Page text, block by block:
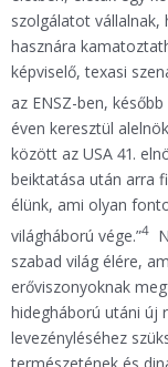
szolgálatot vállalnak,
hasznára
képviselő, texasi
az ENSZ-ben,
éven keresztül
között az USA 41.
beiktatása után arra
élünk, ami olyan
világháború vége.”4
szabad világ élére,
erőviszonyoknak
hidegháború utáni új
levezényléséhez
természetének és